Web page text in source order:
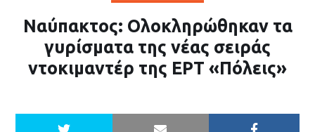
Ναύπακτος: Ολοκληρώθηκαν τα
γυρίσματα της νέας σειράς
ντοκιμαντέρ της ΕΡΤ «Πόλεις»